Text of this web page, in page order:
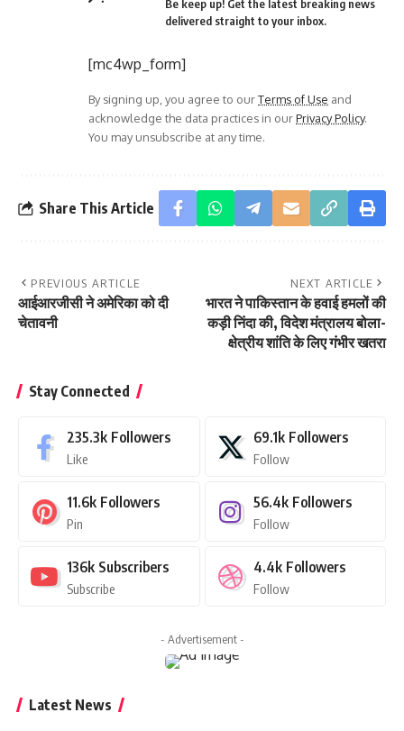
Be keep up! Get the latest breaking news
delivered straight to your inbox.
[mc4wp_form]
By signing up, you agree to ourTerms of Use and
acknowledge the data practices in ourPrivacy Policy.
You may unsubscribe at any time.
Share This Article
PREVIOUS ARTICLE
आईआरजीसी ने अमेरिका को दी
चेतावनी
NEXT ARTICLE
भारत ने पाकिस्तान के हवाई हमलों की
कड़ी निंदा की, विदेश मंत्रालय बोला-
क्षेत्रीय शांति के लिए गंभीर खतरा
Stay Connected
235.3k Followers
Like
69.1k Followers
Follow
11.6k Followers
Pin
56.4k Followers
Follow
136k Subscribers
Subscribe
4.4k Followers
Follow
- Advertisement -
Latest News